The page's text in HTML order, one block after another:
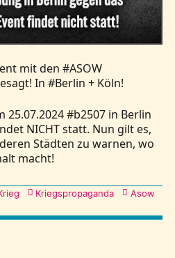
mit den #ASOW
In #Berlin + Köln!
25.07.2024 #b2507 in Berlin
NICHT statt. Nun gilt es,
Städten zu warnen, wo
macht!
Kriegspropaganda
Asow